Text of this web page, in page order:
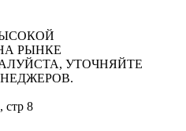
РЫНКЕ
УТОЧНЯЙТЕ
стр 8